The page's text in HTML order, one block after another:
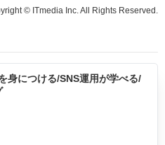
© ITmedia Inc. All Rights Reserved.
身につける/SNS運用が学べる/